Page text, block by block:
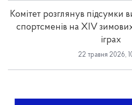
Комітет розглянув підсумки
спортсменів на ХІV
іграх
22 травня 2026,